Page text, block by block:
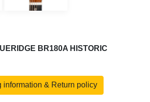
BR180A HISTORIC
information & Return policy